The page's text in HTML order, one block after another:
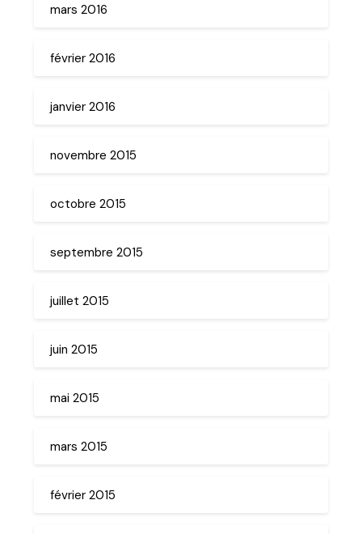
mars 2016
février 2016
janvier 2016
novembre 2015
octobre 2015
septembre 2015
juillet 2015
juin 2015
mai 2015
mars 2015
février 2015